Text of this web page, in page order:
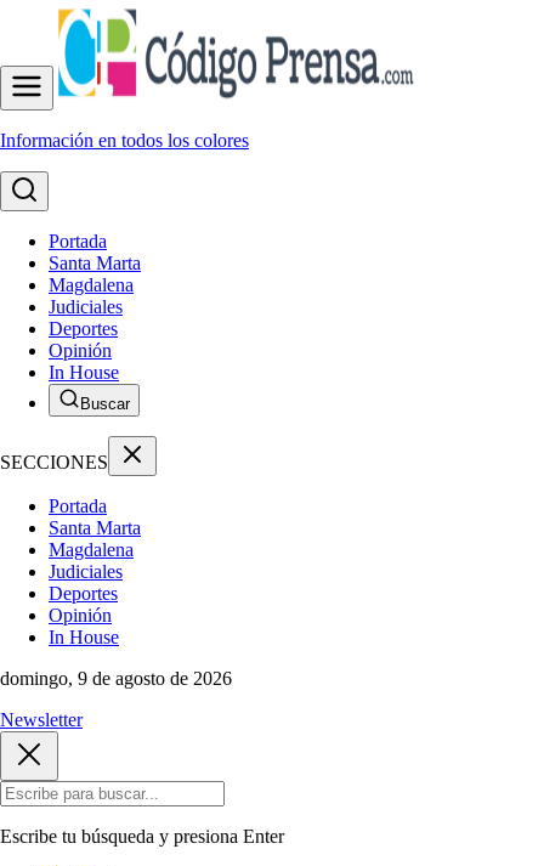
Información en todos los colores
Portada
Santa Marta
Magdalena
Judiciales
Deportes
Opinión
In House
Buscar
SECCIONES
Portada
Santa Marta
Magdalena
Judiciales
Deportes
Opinión
In House
domingo, 9 de agosto de 2026
Newsletter
Escribe tu búsqueda y presiona Enter